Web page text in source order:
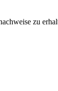
zu